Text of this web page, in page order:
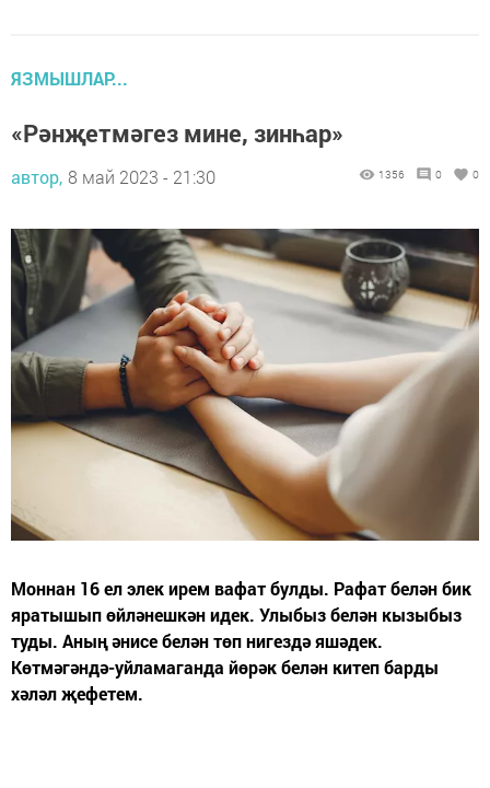
ЯЗМЫШЛАР...
«Рәнҗетмәгез мине, зинһар»
автор, 8 май 2023 - 21:30 1356 0 0
Моннан 16 ел элек ирем вафат булды. Рафат белән бик
яратышып өйләнешкән идек. Улыбыз белән кызыбыз
туды. Аның әнисе белән төп нигездә яшәдек.
Көтмәгәндә-уйламаганда йөрәк белән китеп барды
хәләл җефетем.